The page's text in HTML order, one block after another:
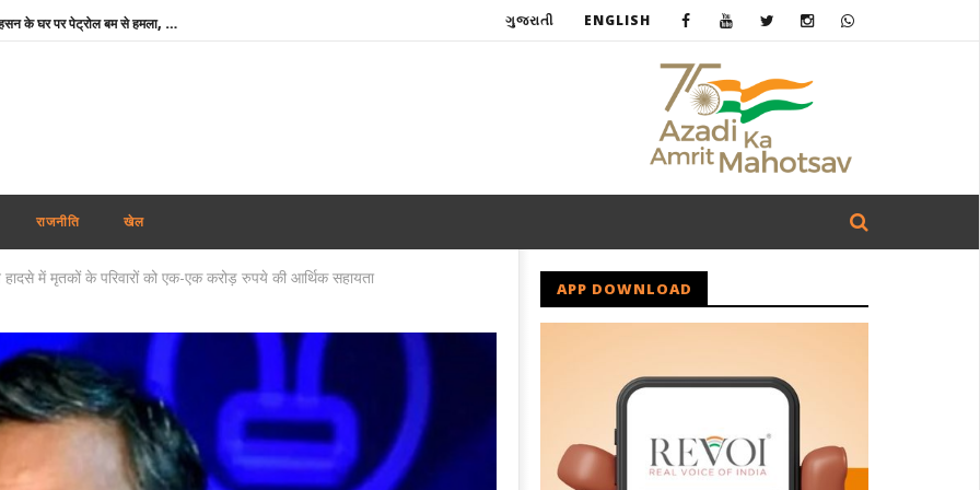
बांग्लादेशी क्रिकेटर शाकिब अल हसन के घर पर पेट्रोल बम से हमला, शेख हसीना के कार्यक्रम में हुए थे शामिल
नितिन गडकरी को बॉम्बे हाई कोर्ट से राहत : E20 पेट्रोल मुद्दे पर सभी फेक पोस्ट हटाने का आदेश
RAC टिकटधारक यात्रियों को राहत : अब AC कोच में मिलेगी पूरी बेडरोल किट, रेलवे ने जारी किया निर्देश
मेटा के CEO मार्क जुकरबर्ग ने सीएसएएम, डीपफेक कंटेंट व ऑपरेटिंग सिस्टम में गलतियों पर भारत सरकार से मांगी माफी
उतार-चढ़ाव के बीच शेयर बाजार में मामूली बढ़त, सेंसेक्स फिर 79,000 के ऊपर नहीं टिक सका
नकली पनीर व बटर पर एक्शन : महाराष्ट्र-छत्तीसगढ़ के बाद अब गुजरात में भी ‘एनालॉग पनीर’ प्रतिबंधित
ગુજરાતી ENGLISH
राजनीति खेल
हादसे में मृतकों के परिवारों को एक-एक करोड़ रुपये की आर्थिक सहायता
APP DOWNLOAD